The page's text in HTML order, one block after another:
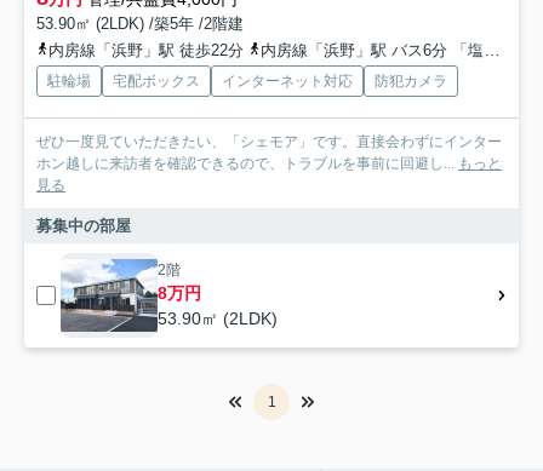
53.90㎡ (2LDK) /築5年 /2階建
内房線「浜野」駅 徒歩22分
内房線「浜野」駅 バス6分 「塩田」 停歩1分
駐輪場 宅配ボックス インターネット対応 防犯カメラ
ぜひ一度見ていただきたい、「シェモア」です。直接会わずにインター
ホン越しに来訪者を確認できるので、トラブルを事前に回避し... もっと
見る
募集中の部屋
2階
8万円
53.90㎡ (2LDK)
1